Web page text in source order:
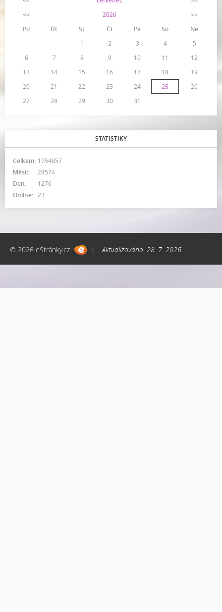
<<
2026
>>
Po
Út St Čt Pá So
Ne
1
2 3 4
5
6
7 8 9 10 11
12
13
14 15 16 17 18
19
20
21 22 23 24 25
26
27
28 29 30 31
STATISTIKY
Online: 23
Celkem: 1754857
Měsíc:
28574
Den:
1276
© 2026 eStránky.cz | Aktualizováno: 28. 7. 2026